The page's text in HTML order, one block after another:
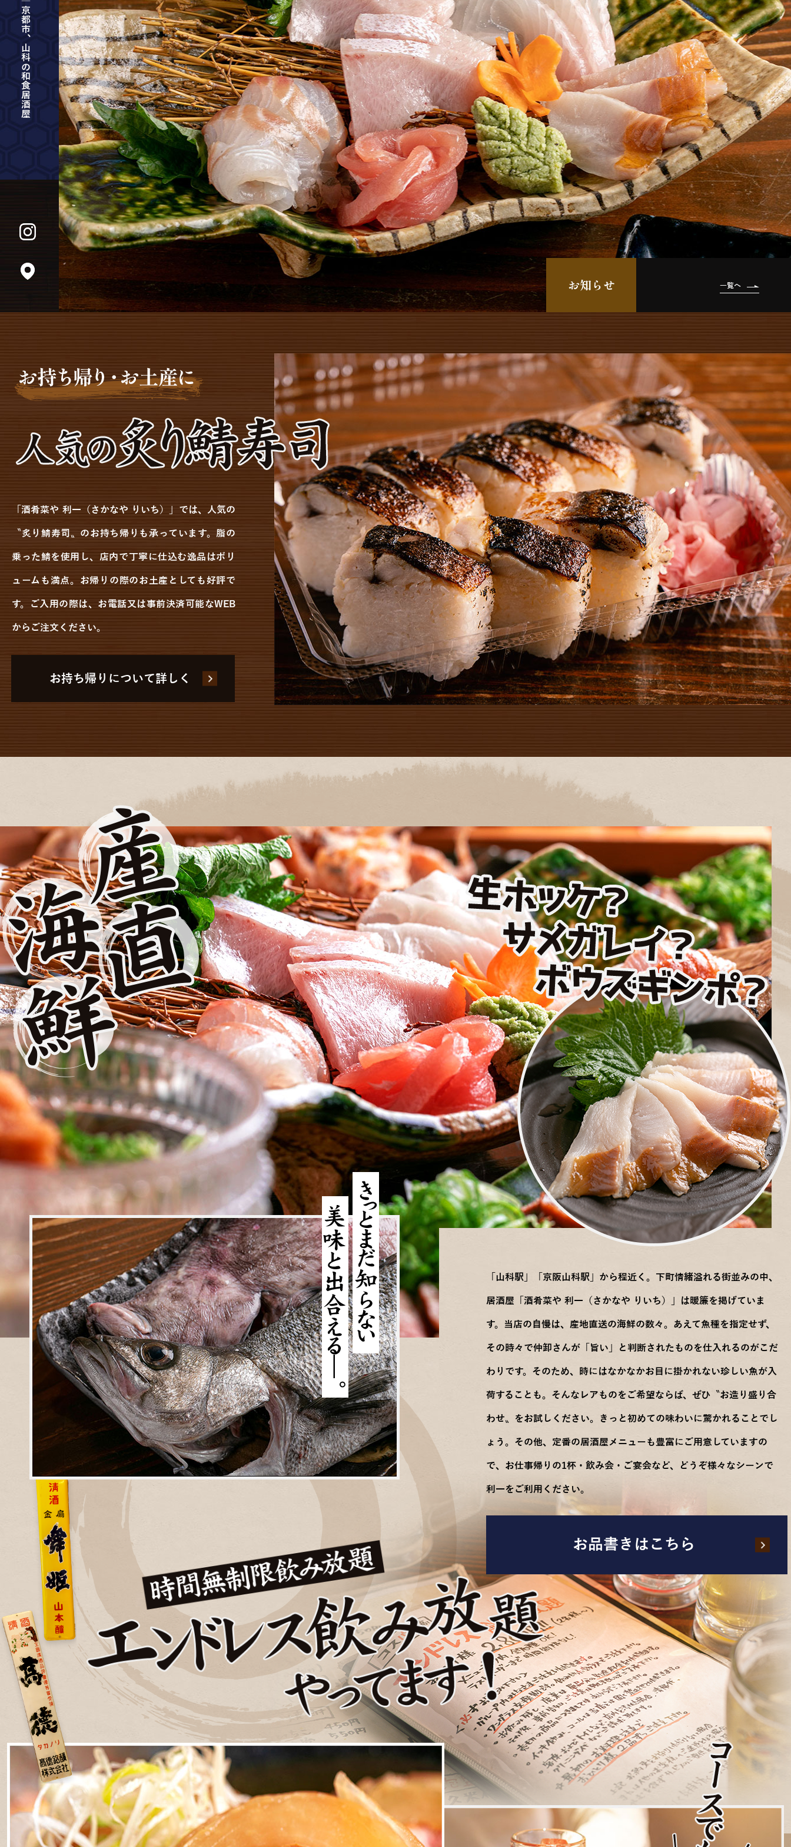
お知らせ 一覧へ
「酒肴菜や 利一（さかなや りいち）」では、人気の
〝炙り鯖寿司〟のお持ち帰りも承っています。脂の
乗った鯖を使用し、店内で丁寧に仕込む逸品はボリ
ュームも満点。お帰りの際のお土産としても好評で
す。ご入用の際は、お電話又は事前決済可能なWEB
からご注文ください。
お持ち帰りについて詳しく
「山科駅」「京阪山科駅」から程近く。下町情緒溢れる街並みの中、
居酒屋「酒肴菜や 利一（さかなや りいち）」は暖簾を掲げていま
す。当店の自慢は、産地直送の海鮮の数々。あえて魚種を指定せず、
その時々で仲卸さんが「旨い」と判断されたものを仕入れるのがこだ
わりです。そのため、時にはなかなかお目に掛かれない珍しい魚が入
荷することも。そんなレアものをご希望ならば、ぜひ〝お造り盛り合
わせ〟をお試しください。きっと初めての味わいに驚かれることでし
ょう。その他、定番の居酒屋メニューも豊富にご用意していますの
で、お仕事帰りの1杯・飲み会・ご宴会など、どうぞ様々なシーンで
利一をご利用ください。
お品書きはこちら